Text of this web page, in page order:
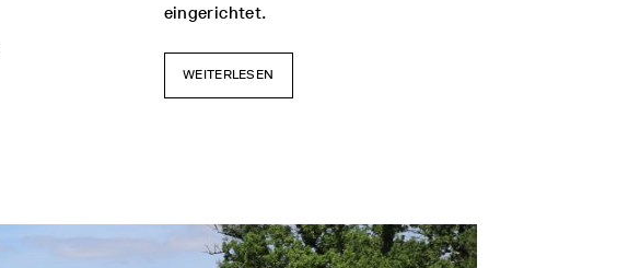
eingerichtet.
WEITERLESEN